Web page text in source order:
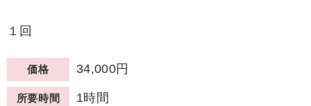
１回
価格 34,000円
所要時間 1時間